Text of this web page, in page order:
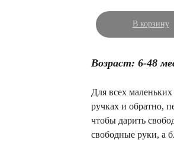
В корзину
Возраст: 6-48
Для всех
ручках и обратно,
чтобы дарить
свободные руки, а